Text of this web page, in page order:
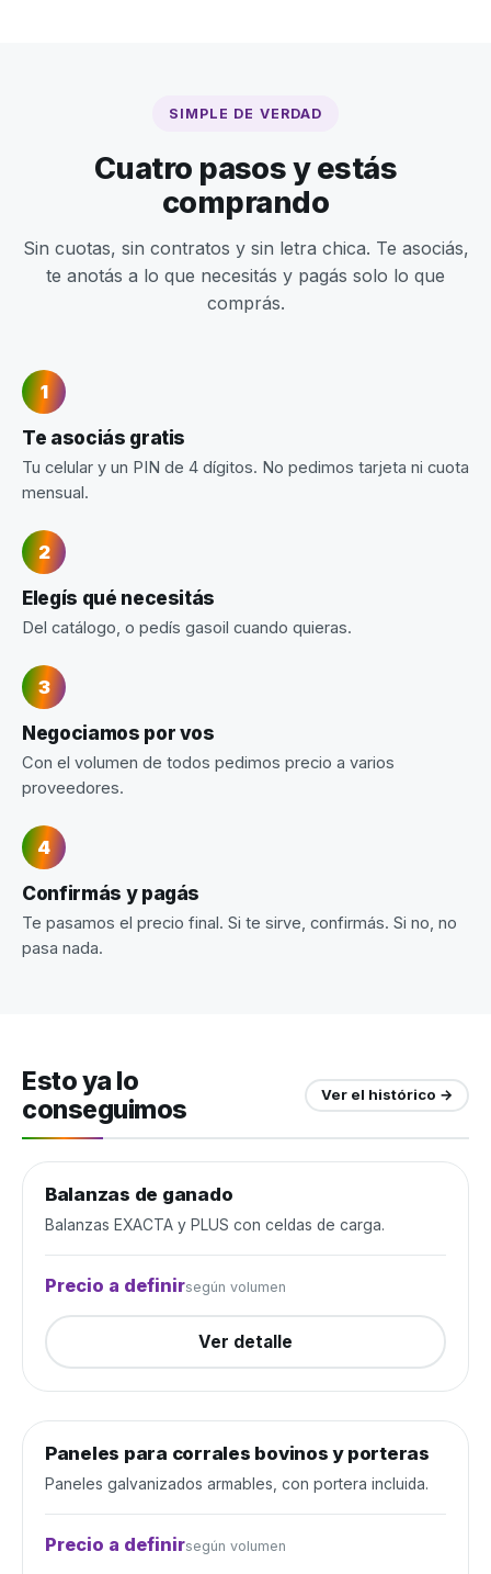
SIMPLE DE VERDAD
Cuatro pasos y estás
comprando
Sin cuotas, sin contratos y sin letra chica. Te asociás,
te anotás a lo que necesitás y pagás solo lo que
comprás.
Te asociás gratis
Tu celular y un PIN de 4 dígitos. No pedimos tarjeta ni cuota
mensual.
Elegís qué necesitás
Del catálogo, o pedís gasoil cuando quieras.
Negociamos por vos
Con el volumen de todos pedimos precio a varios
proveedores.
Confirmás y pagás
Te pasamos el precio final. Si te sirve, confirmás. Si no, no
pasa nada.
Esto ya lo
conseguimos
Ver el histórico →
Manejo de ganado
Balanzas de ganado
Balanzas EXACTA y PLUS con celdas de carga.
Precio a definirsegún volumen
Ver detalle
Manejo de ganado Cerrada
Paneles para corrales bovinos y porteras
Paneles galvanizados armables, con portera incluida.
Precio a definirsegún volumen